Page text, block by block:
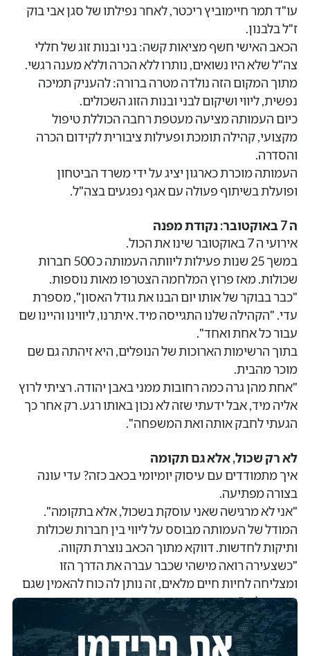
עו"ד תמר חיימוביץ ריכטר, לאחר נפילתו של סגן אבי בוק
ז"ל בלבנון.
הכאב האישי חשף מציאות קשה: בני ובנות זוג של חללי
צה"ל שלא היו נשואים, נותרו ללא הכרה וללא מענה רגשי.
מתוך המקום הזה נולדה מטרה ברורה: להעניק תמיכה
נפשית, ליווי ושיקום לבני ובנות הזוג השכולים.
כיום העמותה מציעה מעטפת רחבה הכוללת טיפול
מקצועי, קהילה תומכת ופעילות ציבורית לקידום הכרה
והסדרה.
העמותה מוכרת כארגון יציג על ידי משרד הביטחון
ופועלת בשיתוף פעולה עם אגף נפגעים בצה"ל.
ה 7 באוקטובר: נקודת מפנה
אירועי ה 7 באוקטובר שינו את הכול.
במשך 25 שנות פעילות ליוותה העמותה כ 500 חברות
שכולות. מאז פרוץ המלחמה הצטרפו מאות נוספות.
"כבר בבוקר של אותו יום הבנו את גודל האסון", מספרת
עדי. "הקהילה שלנו התגייסה מיד. איתרנו, ליווינו והיינו שם
עבור כל אחת ואחד".
בתוך הרשימות הארוכות של הנופלים, היא זיהתה גם שם
מוכר מהבית.
"אחת מהן גרה כמה רחובות ממני באבן יהודה. רציתי לרוץ
אליה מיד, אבל ידעתי שזה לא נכון באותו רגע. רק אחר כך
הגעתי לחבק אותה ואת המשפחה".
לא רק שכול, אלא גם תקומה
איך מתמודדים עם עיסוק יומיומי בכאב כזה? עדי עונה
בצורה מפתיעה.
"אני לא מרגישה שאני עוסקת בשכול, אלא בתקומה".
המודל של העמותה מבוסס על ליווי בין חברות שכולות
ותיקות לחדשות. דווקא מתוך הכאב נוצרת תקווה.
"כשצעירה רואה מישהי שכבר עברה את הדרך הזו
ומצליחה לחיות חיים מלאים, זה נותן לה כוח להאמין שגם
היא תצליח".